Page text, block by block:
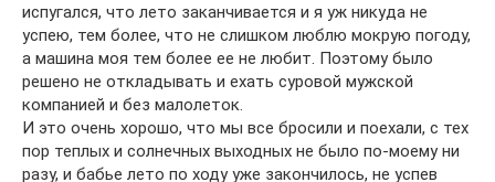
испугался, что лето заканчивается и я уж никуда не
успею, тем более, что не слишком люблю мокрую погоду,
а машина моя тем более ее не любит. Поэтому было
решено не откладывать и ехать суровой мужской
компанией и без малолеток.
И это очень хорошо, что мы все бросили и поехали, с тех
пор теплых и солнечных выходных не было по-моему ни
разу, и бабье лето по ходу уже закончилось, не успев